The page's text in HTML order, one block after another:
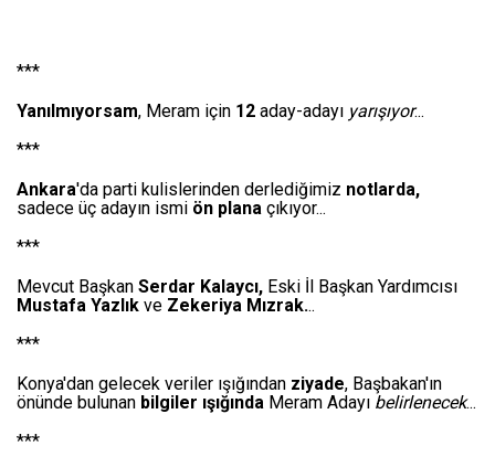
***
Yanılmıyorsam, Meram için 12 aday-adayı yarışıyor...
***
Ankara'da parti kulislerinden derlediğimiz notlarda,
sadece üç adayın ismi ön plana çıkıyor...
***
Mevcut Başkan Serdar Kalaycı, Eski İl Başkan Yardımcısı
Mustafa Yazlık ve Zekeriya Mızrak...
***
Konya'dan gelecek veriler ışığından ziyade, Başbakan'ın
önünde bulunan bilgiler ışığında Meram Adayı belirlenecek...
***